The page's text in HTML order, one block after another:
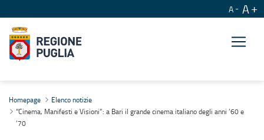
A A
Homepage
Elenco notizie
“Cinema, Manifesti e Visioni”: a Bari il grande cinema italiano degli anni ’60 e
’70